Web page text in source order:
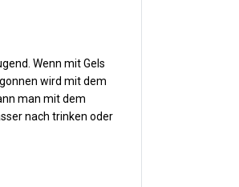
Wenn mit Gels
wird mit dem
man mit dem
nach trinken oder